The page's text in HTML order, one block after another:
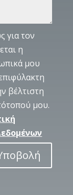
για τον
η
μου
βέλτιστη
μου.